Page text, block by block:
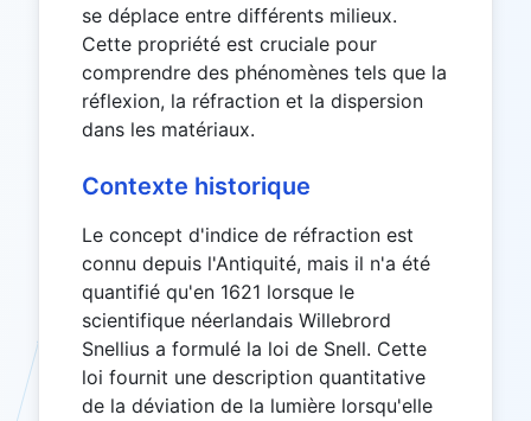
se déplace entre différents milieux.
Cette propriété est cruciale pour
comprendre des phénomènes tels que la
réflexion, la réfraction et la dispersion
dans les matériaux.
Contexte historique
Le concept d'indice de réfraction est
connu depuis l'Antiquité, mais il n'a été
quantifié qu'en 1621 lorsque le
scientifique néerlandais Willebrord
Snellius a formulé la loi de Snell. Cette
loi fournit une description quantitative
de la déviation de la lumière lorsqu'elle